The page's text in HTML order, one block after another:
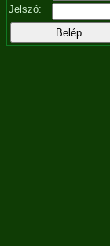
Jelszó: